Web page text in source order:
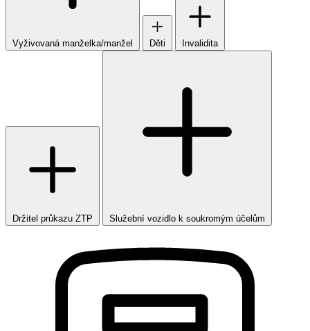
Vyživovaná manželka/manžel Děti Invalidita
Držitel průkazu ZTP Služební vozidlo k soukromým účelům